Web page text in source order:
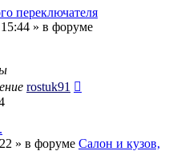
переключателя
» в форуме
rostuk91
» в форуме Салон и кузов,